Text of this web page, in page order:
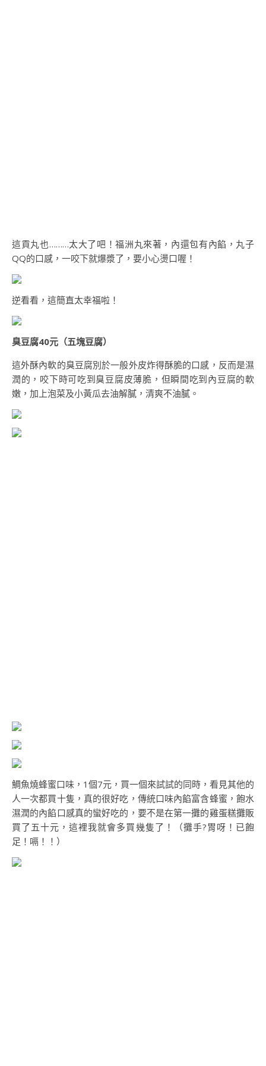
這貢丸也………太大了吧！福洲丸來著，內還包有內餡，丸子
QQ的口感，一咬下就爆漿了，要小心燙口喔！
逆看看，這簡直太幸福啦！
臭豆腐40元（五塊豆腐）
這外酥內軟的臭豆腐別於一般外皮炸得酥脆的口感，反而是濕
潤的，咬下時可吃到臭豆腐皮薄脆，但瞬間吃到內豆腐的軟
嫩，加上泡菜及小黃瓜去油解膩，清爽不油膩。
鯛魚燒蜂蜜口味，1個7元，買一個來試試的同時，看見其他的
人一次都買十隻，真的很好吃，傳統口味內餡富含蜂蜜，飽水
濕潤的內餡口感真的蠻好吃的，要不是在第一攤的雞蛋糕攤販
買了五十元，這裡我就會多買幾隻了！（攤手?胃呀！已飽
足！嗝！！）